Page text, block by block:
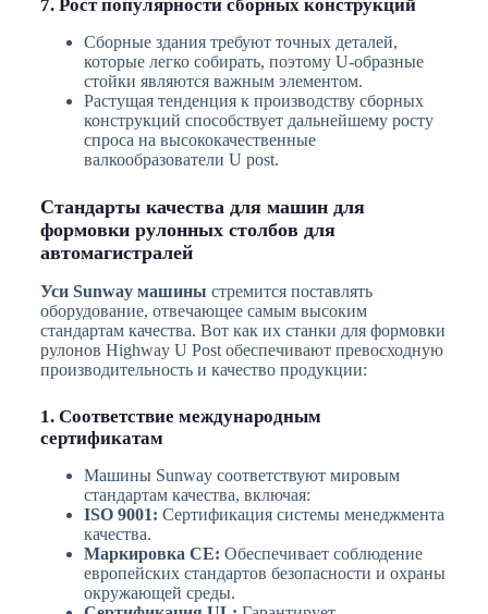
7. Рост популярности сборных конструкций
Сборные здания требуют точных деталей,
которые легко собирать, поэтому U-образные
стойки являются важным элементом.
Растущая тенденция к производству сборных
конструкций способствует дальнейшему росту
спроса на высококачественные
валкообразователи U post.
Стандарты качества для машин для
формовки рулонных столбов для
автомагистралей
Уси Sunway машины стремится поставлять
оборудование, отвечающее самым высоким
стандартам качества. Вот как их станки для формовки
рулонов Highway U Post обеспечивают превосходную
производительность и качество продукции:
1. Соответствие международным
сертификатам
Машины Sunway соответствуют мировым
стандартам качества, включая:
ISO 9001: Сертификация системы менеджмента
качества.
Маркировка CE: Обеспечивает соблюдение
европейских стандартов безопасности и охраны
окружающей среды.